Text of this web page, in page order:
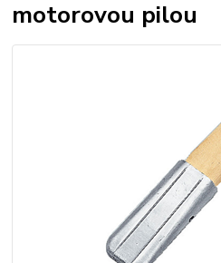
motorovou pilou